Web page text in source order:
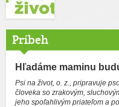
Príbeh
Hľadáme maminu
Psi na život, o. z., pripravuje
človeka so zrakovým,
jeho spoľahlivým priateľom a